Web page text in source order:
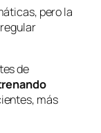
pero la
de
más